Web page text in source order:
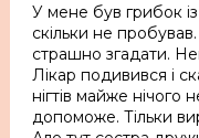
У мене був грибок
скільки не
страшно згадати.
Лікар подивився і
нігтів майже нічого
допоможе. Тільки